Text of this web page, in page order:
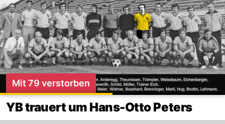
Mit 79 verstorben
YB trauert um Hans-Otto Peters